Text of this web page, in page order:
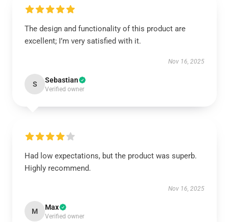
The design and functionality of this product are
excellent; I’m very satisfied with it.
Nov 16, 2025
S Sebastian
Verified owner
Had low expectations, but the product was superb.
Highly recommend.
Nov 16, 2025
M Max
Verified owner